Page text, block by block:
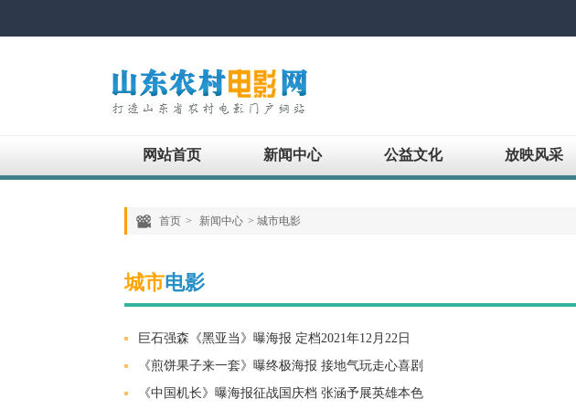
网站首页 新闻中心 公益文化 放映风采
首页 > 新闻中心 > 城市电影
城市电影
巨石强森《黑亚当》曝海报 定档2021年12月22日
《煎饼果子来一套》曝终极海报 接地气玩走心喜剧
《中国机长》曝海报征战国庆档 张涵予展英雄本色